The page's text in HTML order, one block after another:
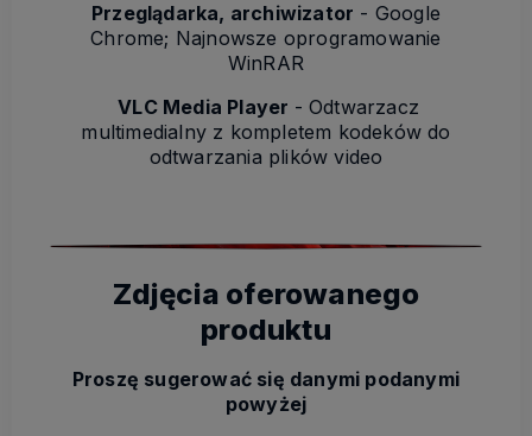
Przeglądarka, archiwizator - Google
Chrome; Najnowsze oprogramowanie
WinRAR
VLC Media Player - Odtwarzacz
multimedialny z kompletem kodeków do
odtwarzania plików video
Zdjęcia oferowanego
produktu
Proszę sugerować się danymi podanymi
powyżej